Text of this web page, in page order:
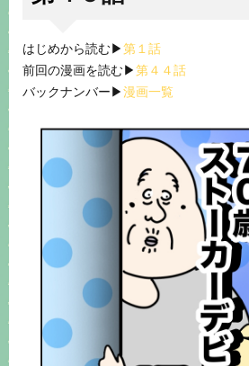
はじめから読む▶︎第１話
前回の漫画を読む▶︎第４４話
バックナンバー▶︎漫画一覧